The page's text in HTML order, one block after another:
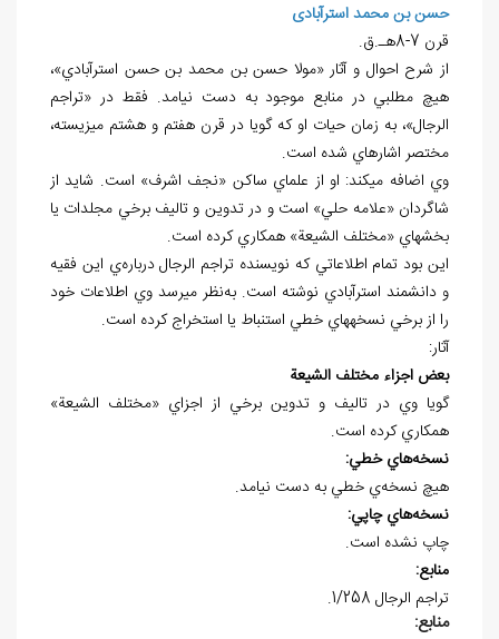
حسن بن محمد استرآبادی
قرن 7-8هـ.ق.
از شرح احوال و آثار «مولا حسن بن محمد بن حسن استرآبادي»،
هيچ مطلبي در منابع موجود به دست نيامد. فقط در «تراجم
الرجال»، به زمان حيات او که گويا در قرن هفتم و هشتم مي⁮زيسته،
مختصر اشاره⁮اي شده است.
وي اضافه مي⁮کند: او از علماي ساکن «نجف اشرف» است. شايد از
شاگردان «علامه حلي» است و در تدوين و تاليف برخي مجلدات يا
بخش⁮هاي «مختلف الشيعة» همکاري کرده است.
اين بود تمام اطلاعاتي که نويسنده تراجم الرجال درباره‌ي اين فقيه
و دانشمند استرآبادي نوشته است. به‌نظر مي⁮رسد وي اطلاعات خود
را از برخي نسخه⁮هاي خطي استنباط يا استخراج کرده است.
آثار:
بعض اجزاء مختلف الشيعة
گويا وي در تاليف و تدوين برخي از اجزاي «مختلف الشيعة»
همکاري کرده است.
نسخههاي خطي:
هيچ نسخهي خطي به دست نيامد.
نسخههاي چاپي:
چاپ نشده است.
منابع:
تراجم الرجال 1/258.
منابع: